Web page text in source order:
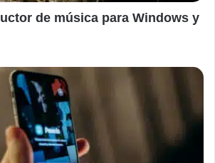
de música para Windows y